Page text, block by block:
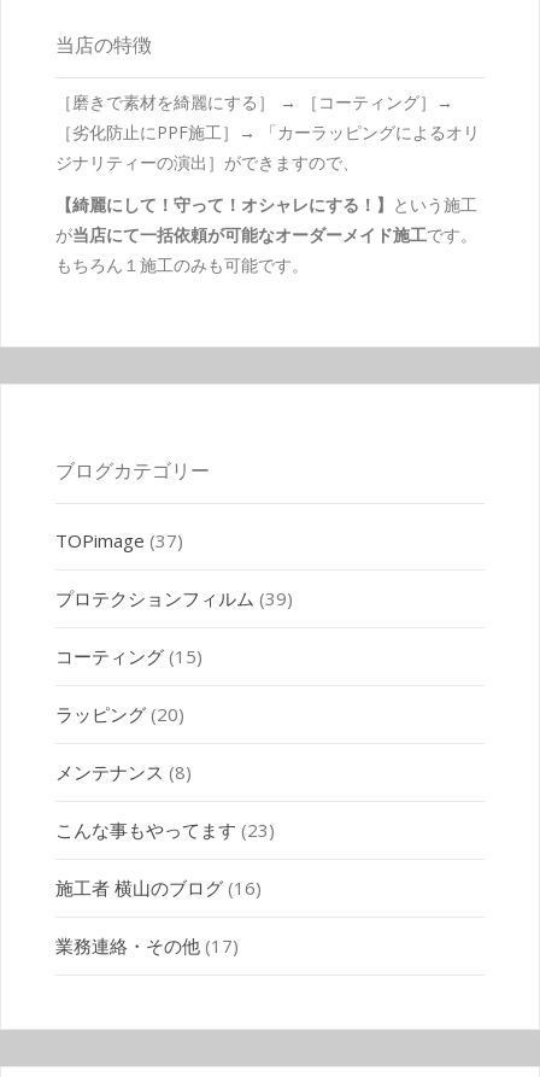
当店の特徴
［磨きで素材を綺麗にする］ → ［コーティング］→
［劣化防止にPPF施工］→ 「カーラッピングによるオリ
ジナリティーの演出］ができますので、
【綺麗にして！守って！オシャレにする！】 という施工
が当店にて一括依頼が可能なオーダーメイド施工です。
もちろん１施工のみも可能です。
ブログカテゴリー
TOPimage (37)
プロテクションフィルム (39)
コーティング(15)
ラッピング(20)
メンテナンス (8)
こんな事もやってます (23)
施工者 横山のブログ(16)
業務連絡・その他(17)